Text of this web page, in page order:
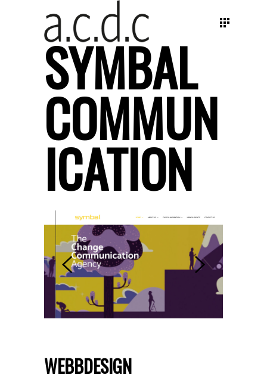
SYMBAL
COMMUN
ICATION
WEBBDESIGN